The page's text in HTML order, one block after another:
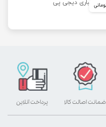
پرداخت آنلاین ضمانت اصالت کالا